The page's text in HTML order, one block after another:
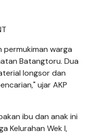
permukiman warga
Batangtoru. Dua
longsor dan
ujar AKP
ibu dan anak ini
Kelurahan Wek I,